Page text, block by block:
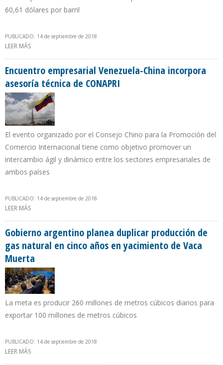
60,61 dólares por barril
PUBLICADO: 14 de septiembre de 2018
LEER MÁS
Encuentro empresarial Venezuela-China incorpora
asesoría técnica de CONAPRI
El evento organizado por el Consejo Chino para la Promoción del
Comercio Internacional tiene como objetivo promover un
intercambio ágil y dinámico entre los sectores empresariales de
ambos países
PUBLICADO: 14 de septiembre de 2018
LEER MÁS
Gobierno argentino planea duplicar producción de
gas natural en cinco años en yacimiento de Vaca
Muerta
La meta es producir 260 millones de metros cúbicos diarios para
exportar 100 millones de metros cúbicos
PUBLICADO: 14 de septiembre de 2018
LEER MÁS